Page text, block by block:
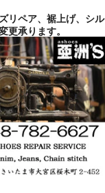
リペア、裾上げ、シル
更承ります。